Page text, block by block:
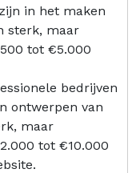
in het maken
sterk, maar
tot €5.000
bedrijven
ontwerpen van
maar
tot €10.000